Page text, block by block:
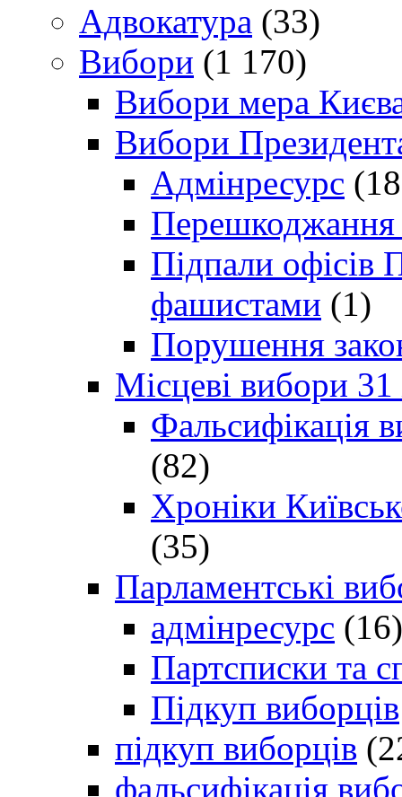
Адвокатура (33)
Вибори (1 170)
Вибори мера
Вибори
Адмінресурс
Перешкоджання
Підпали офісів
фашистами (1)
Порушення
Місцеві вибори
Фальсифікація
(82)
Хроніки
(35)
Парламентські
адмінресурс (16)
Партсписки та
Підкуп виборців
підкуп виборців
фальсифікація